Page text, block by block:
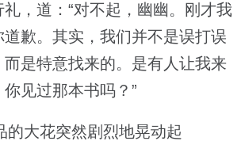
，道：“对不起，幽幽。刚才我
歉。其实，我们并不是误打误
是特意找来的。是有人让我来
见过那本书吗？”
大花突然剧烈地晃动起